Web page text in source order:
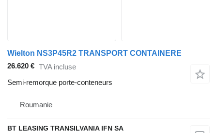
Wielton NS3P45R2 TRANSPORT CONTAINERE
26.620 € TVA incluse
Semi-remorque porte-conteneurs
Roumanie
BT LEASING TRANSILVANIA IFN SA